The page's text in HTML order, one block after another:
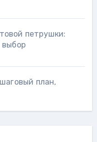
петрушки:
выбор
план,